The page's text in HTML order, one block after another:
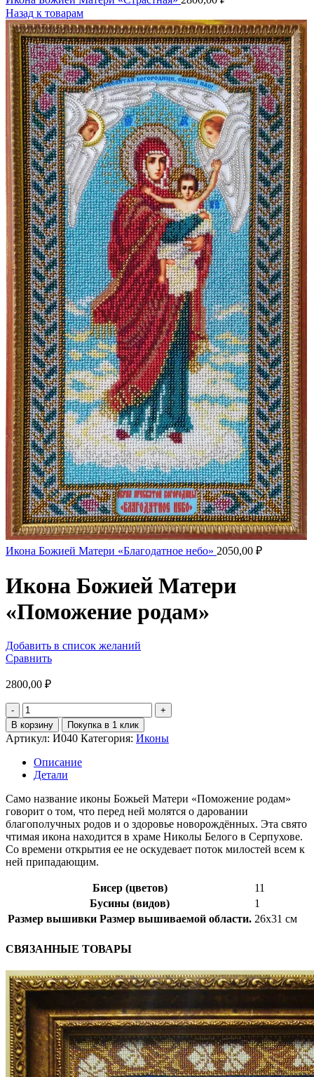
Назад к товарам
Икона Божией Матери «Благодатное небо» 2050,00 ₽
Икона Божией Матери
«Поможение родам»
Добавить в список желаний
Сравнить
2800,00 ₽
Количество
товара
Икона
Божией
Матери
«Поможение
родам»
В корзину Покупка в 1 клик
Артикул: И040 Категория: Иконы
Описание
Детали
Само название иконы Божьей Матери «Поможение родам»
говорит о том, что перед ней молятся о даровании
благополучных родов и о здоровье новорождённых. Эта свято
чтимая икона находится в храме Николы Белого в Серпухове.
Со времени открытия ее не оскудевает поток милостей всем к
ней припадающим.
Бисер (цветов)
11
Бусины (видов)
1
Размер вышивки Размер вышиваемой области. 26х31 см
СВЯЗАННЫЕ ТОВАРЫ